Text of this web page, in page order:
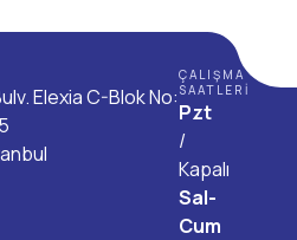
Elexia C-Blok No:
ÇALIŞMA
SAATLERI
Pzt
/
Kapalı
Sal-
Cum